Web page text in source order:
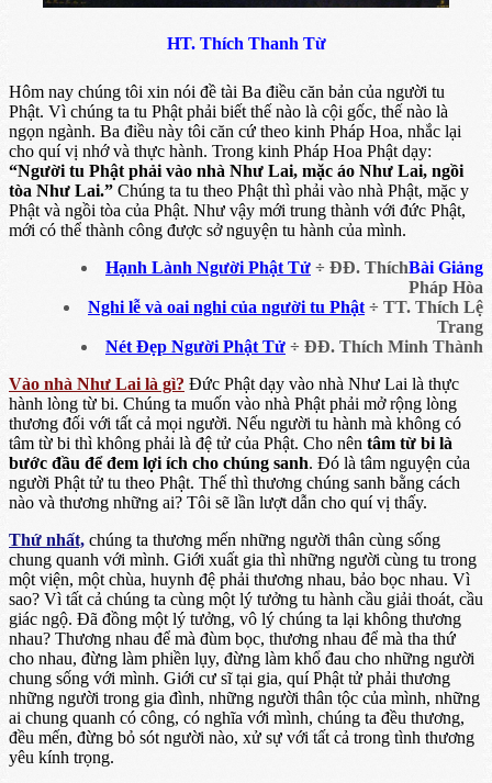
HT. Thích Thanh Từ
Hôm nay chúng tôi xin nói đề tài Ba điều căn bản của người tu
Phật. Vì chúng ta tu Phật phải biết thế nào là cội gốc, thế nào là
ngọn ngành. Ba điều này tôi căn cứ theo kinh Pháp Hoa, nhắc lại
cho quí vị nhớ và thực hành. Trong kinh Pháp Hoa Phật dạy:
“Người tu Phật phải vào nhà Như Lai, mặc áo Như Lai, ngồi
tòa Như Lai.” Chúng ta tu theo Phật thì phải vào nhà Phật, mặc y
Phật và ngồi tòa của Phật. Như vậy mới trung thành với đức Phật,
mới có thể thành công được sở nguyện tu hành của mình.
Bài Giảng
Hạnh Lành Người Phật Tử ÷ ĐĐ. Thích
Pháp Hòa
Nghi lễ và oai nghi của người tu Phật ÷ TT. Thích Lệ
Trang
Nét Đẹp Người Phật Tử ÷ ĐĐ. Thích Minh Thành
Vào nhà Như Lai là gì? Đức Phật dạy vào nhà Như Lai là thực
hành lòng từ bi. Chúng ta muốn vào nhà Phật phải mở rộng lòng
thương đối với tất cả mọi người. Nếu người tu hành mà không có
tâm từ bi thì không phải là đệ tử của Phật. Cho nên tâm từ bi là
bước đầu để đem lợi ích cho chúng sanh. Đó là tâm nguyện của
người Phật tử tu theo Phật. Thế thì thương chúng sanh bằng cách
nào và thương những ai? Tôi sẽ lần lượt dẫn cho quí vị thấy.
Thứ nhất, chúng ta thương mến những người thân cùng sống
chung quanh với mình. Giới xuất gia thì những người cùng tu trong
một viện, một chùa, huynh đệ phải thương nhau, bảo bọc nhau. Vì
sao? Vì tất cả chúng ta cùng một lý tưởng tu hành cầu giải thoát, cầu
giác ngộ. Đã đồng một lý tưởng, vô lý chúng ta lại không thương
nhau? Thương nhau để mà đùm bọc, thương nhau để mà tha thứ
cho nhau, đừng làm phiền lụy, đừng làm khổ đau cho những người
chung sống với mình. Giới cư sĩ tại gia, quí Phật tử phải thương
những người trong gia đình, những người thân tộc của mình, những
ai chung quanh có công, có nghĩa với mình, chúng ta đều thương,
đều mến, đừng bỏ sót người nào, xử sự với tất cả trong tình thương
yêu kính trọng.